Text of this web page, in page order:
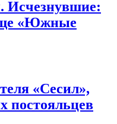
Исчезнувшие:
«Южные
«Сесил»,
постояльцев